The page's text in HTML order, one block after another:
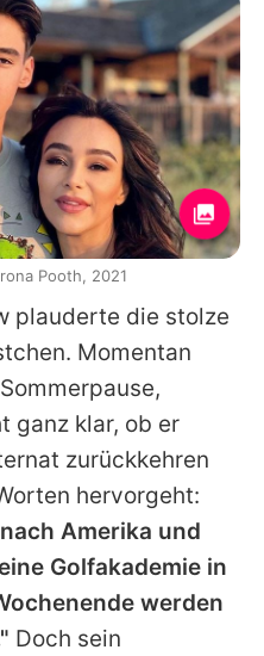
plauderte die stolze
Momentan
ganz klar, ob er
zurückkehren
hervorgeht:
Amerika und
Golfakademie in
werden
Doch sein
Pooth, 2021